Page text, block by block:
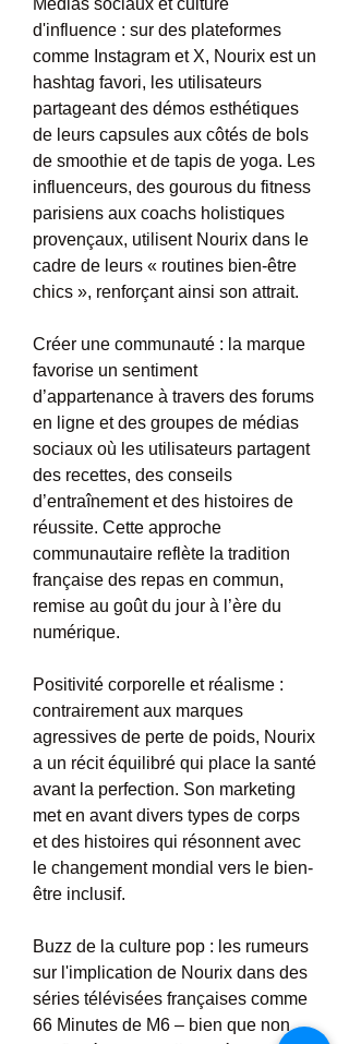
Médias sociaux et culture
d'influence : sur des plateformes
comme Instagram et X, Nourix est un
hashtag favori, les utilisateurs
partageant des démos esthétiques
de leurs capsules aux côtés de bols
de smoothie et de tapis de yoga. Les
influenceurs, des gourous du fitness
parisiens aux coachs holistiques
provençaux, utilisent Nourix dans le
cadre de leurs « routines bien-être
chics », renforçant ainsi son attrait.
Créer une communauté : la marque
favorise un sentiment
d’appartenance à travers des forums
en ligne et des groupes de médias
sociaux où les utilisateurs partagent
des recettes, des conseils
d’entraînement et des histoires de
réussite. Cette approche
communautaire reflète la tradition
française des repas en commun,
remise au goût du jour à l’ère du
numérique.
Positivité corporelle et réalisme :
contrairement aux marques
agressives de perte de poids, Nourix
a un récit équilibré qui place la santé
avant la perfection. Son marketing
met en avant divers types de corps
et des histoires qui résonnent avec
le changement mondial vers le bien-
être inclusif.
Buzz de la culture pop : les rumeurs
sur l'implication de Nourix dans des
séries télévisées françaises comme
66 Minutes de M6 – bien que non